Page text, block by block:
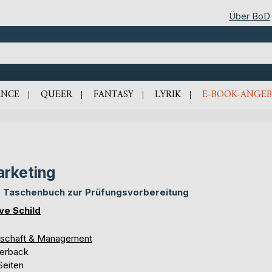
Über BoD
QUEER FANTASY LYRIK E-BOOK-
Taschenbuch zur Prüfungsvorbereitung
Schild
& Management